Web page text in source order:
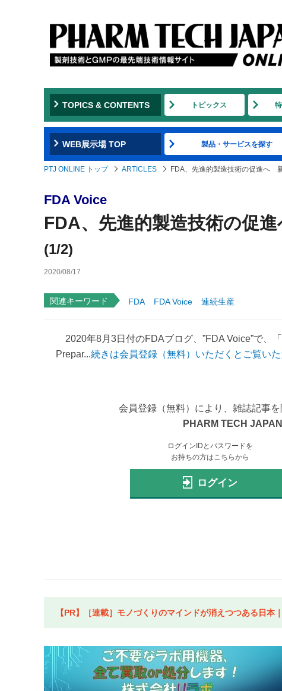
TOPICS & CONTENTS トピックス
WEB展示場 TOP 製品・サービスを探す
PTJ ONLINE トップ ARTICLES FDA、先進的製造技術の促進へ
FDA Voice
FDA、先進的製造技術の促
(1/2)
2020/08/17
関連キーワード FDA FDA Voice 連続生産
2020年8月3日付のFDAブログ、”FDA Voice”で、
Prepar...続きは会員登録（無料）いただくとご覧いた
会員登録（無料）により、雑誌記事
PHARM TECH
ログインIDとパスワードを
お持ちの方はこちらから
ログイン
【PR】［連載］モノづくりのマインドが消えつつある日本